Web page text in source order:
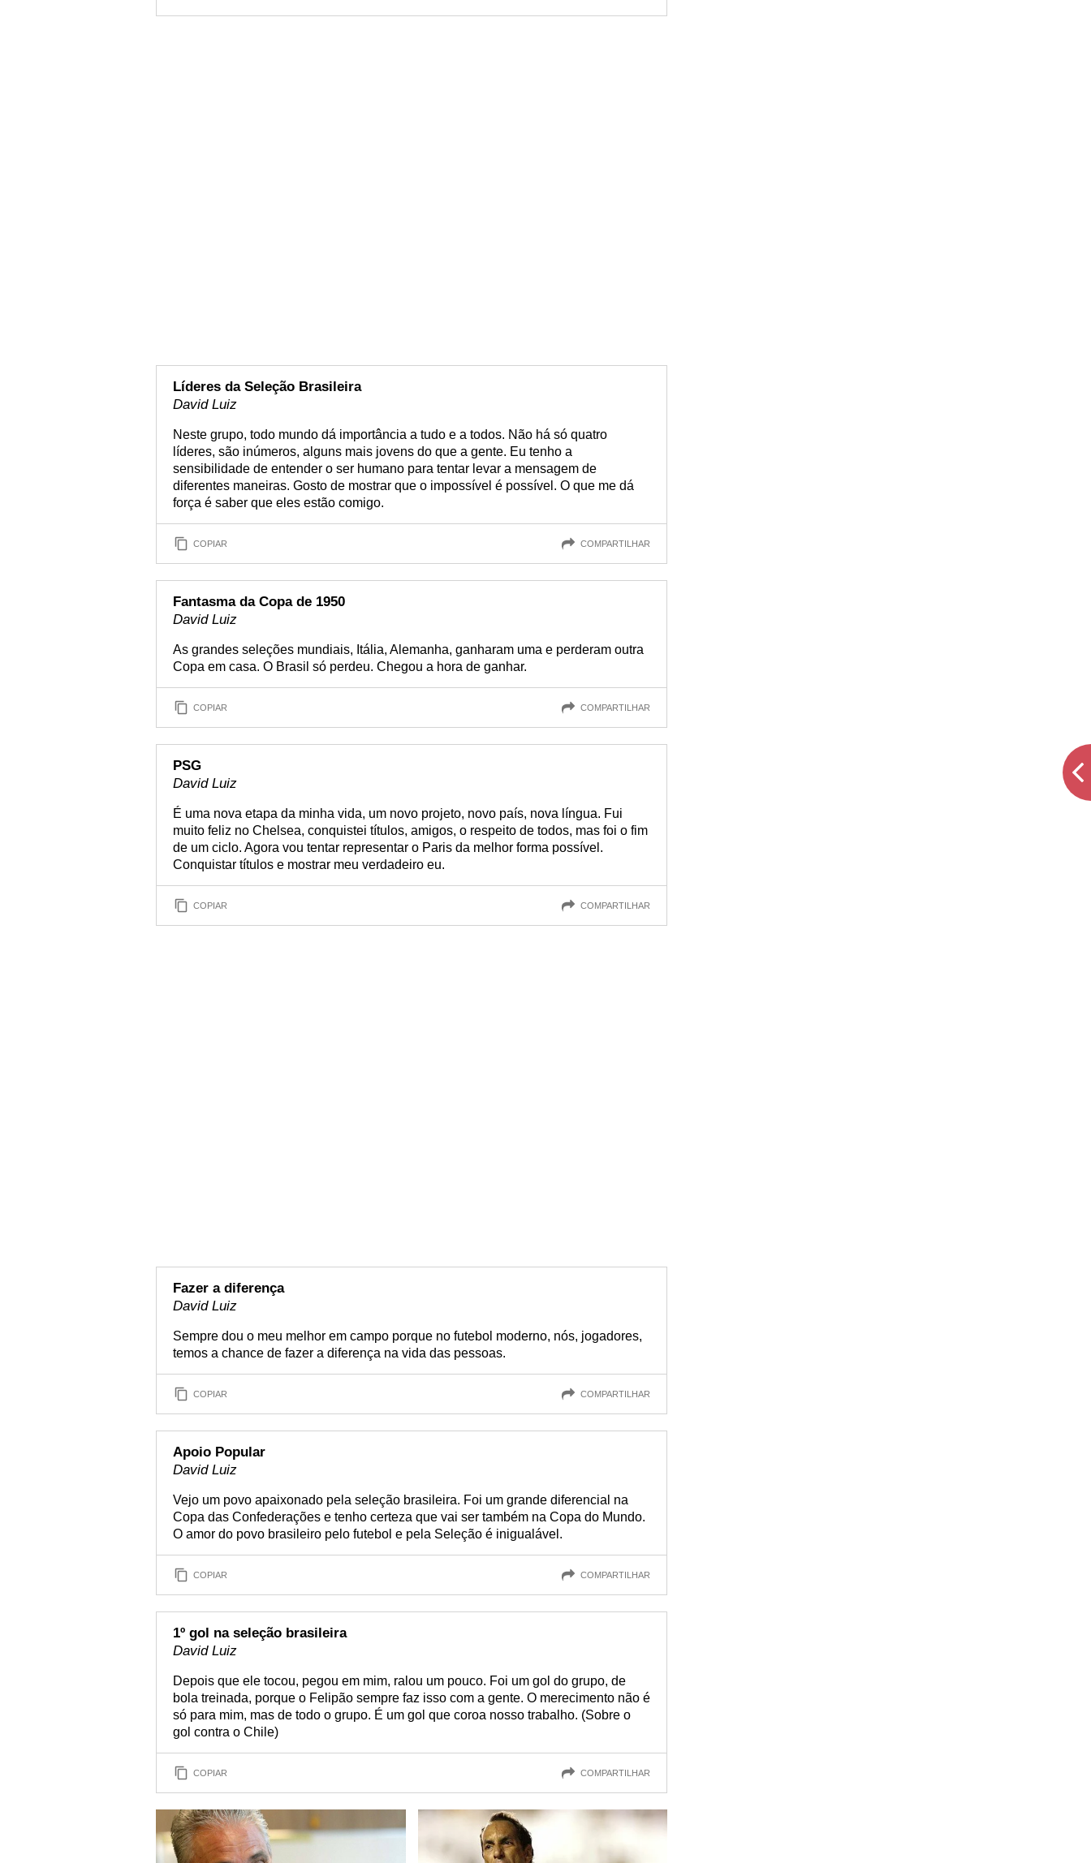
Líderes da Seleção Brasileira
David Luiz
Neste grupo, todo mundo dá importância a tudo e a todos. Não há só quatro
líderes, são inúmeros, alguns mais jovens do que a gente. Eu tenho a
sensibilidade de entender o ser humano para tentar levar a mensagem de
diferentes maneiras. Gosto de mostrar que o impossível é possível. O que me dá
força é saber que eles estão comigo.
COPIAR COMPARTILHAR
Fantasma da Copa de 1950
David Luiz
As grandes seleções mundiais, Itália, Alemanha, ganharam uma e perderam outra
Copa em casa. O Brasil só perdeu. Chegou a hora de ganhar.
COPIAR COMPARTILHAR
PSG
David Luiz
É uma nova etapa da minha vida, um novo projeto, novo país, nova língua. Fui
muito feliz no Chelsea, conquistei títulos, amigos, o respeito de todos, mas foi o fim
de um ciclo. Agora vou tentar representar o Paris da melhor forma possível.
Conquistar títulos e mostrar meu verdadeiro eu.
COPIAR COMPARTILHAR
Fazer a diferença
David Luiz
Sempre dou o meu melhor em campo porque no futebol moderno, nós, jogadores,
temos a chance de fazer a diferença na vida das pessoas.
COPIAR COMPARTILHAR
Apoio Popular
David Luiz
Vejo um povo apaixonado pela seleção brasileira. Foi um grande diferencial na
Copa das Confederações e tenho certeza que vai ser também na Copa do Mundo.
O amor do povo brasileiro pelo futebol e pela Seleção é inigualável.
COPIAR COMPARTILHAR
1º gol na seleção brasileira
David Luiz
Depois que ele tocou, pegou em mim, ralou um pouco. Foi um gol do grupo, de
bola treinada, porque o Felipão sempre faz isso com a gente. O merecimento não é
só para mim, mas de todo o grupo. É um gol que coroa nosso trabalho. (Sobre o
gol contra o Chile)
COPIAR COMPARTILHAR